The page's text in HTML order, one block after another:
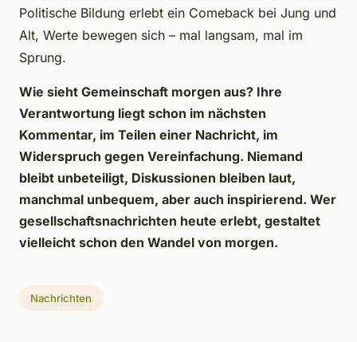
Politische Bildung erlebt ein Comeback bei Jung und
Alt, Werte bewegen sich – mal langsam, mal im
Sprung.
Wie sieht Gemeinschaft morgen aus? Ihre
Verantwortung liegt schon im nächsten
Kommentar, im Teilen einer Nachricht, im
Widerspruch gegen Vereinfachung. Niemand
bleibt unbeteiligt, Diskussionen bleiben laut,
manchmal unbequem, aber auch inspirierend. Wer
gesellschaftsnachrichten heute erlebt, gestaltet
vielleicht schon den Wandel von morgen.
Nachrichten